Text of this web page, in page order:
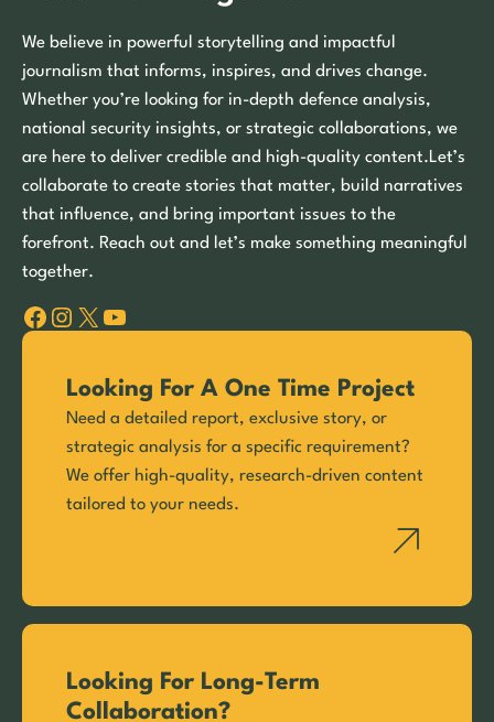
We believe in powerful storytelling and impactful
journalism that informs, inspires, and drives change.
Whether you’re looking for in-depth defence analysis,
national security insights, or strategic collaborations, we
are here to deliver credible and high-quality content.Let’s
collaborate to create stories that matter, build narratives
that influence, and bring important issues to the
forefront. Reach out and let’s make something meaningful
together.
Facebook Instagram X YouTube
Looking For A One Time Project
Need a detailed report, exclusive story, or
strategic analysis for a specific requirement?
We offer high-quality, research-driven content
tailored to your needs.
Looking For Long-Term
Collaboration?